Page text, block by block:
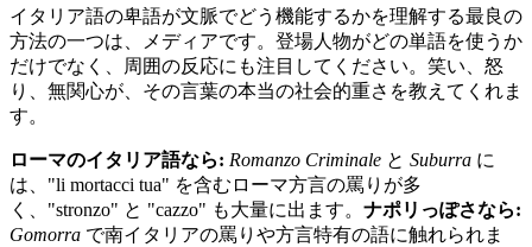
イタリア語の卑語が文脈でどう機能するかを理解する最良の
方法の一つは、メディアです。登場人物がどの単語を使うか
だけでなく、周囲の反応にも注目してください。笑い、怒
り、無関心が、その言葉の本当の社会的重さを教えてくれま
す。
ローマのイタリア語なら: Romanzo Criminale と Suburra に
は、"li mortacci tua" を含むローマ方言の罵りが多
く、"stronzo" と "cazzo" も大量に出ます。 ナポリっぽさなら:
Gomorra で南イタリアの罵りや方言特有の語に触れられま